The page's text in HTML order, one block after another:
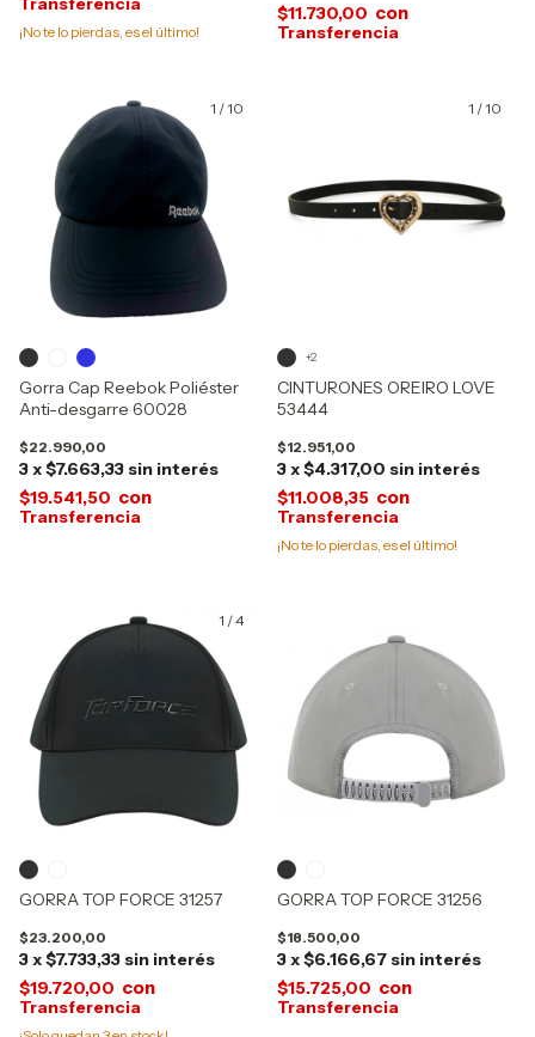
¡No te lo pierdas, es el último!
$11.730,00 con
1 /10
Gorra Cap Reebok Poliéster
Anti-desgarre 60028
$22.990,00
3x$7.663,33 sin interés
$19.541,50 con
1 /10
CINTURONES OREIRO LOVE
53444
$12.951,00
3x$4.317,00 sin interés
$11.008,35 con
¡No te lo pierdas, es el último!
+2
1 /4
GORRA TOP FORCE 31257
$23.200,00
3x$7.733,33 sin interés
$19.720,00 con
GORRA TOP FORCE 31256
$18.500,00
3x$6.166,67 sin interés
$15.725,00 con